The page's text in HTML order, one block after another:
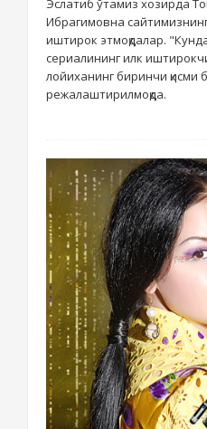
Эслатиб ўтамиз хозирда
Ибрагимовна
иштирок этмоқдалар.
сериалининг илк
лойиханинг биринчи қисми
режалаштирилмоқда.